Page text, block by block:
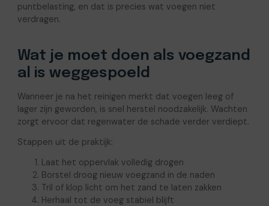
puntbelasting, en dat is precies wat voegen niet
verdragen.
Wat je moet doen als voegzand
al is weggespoeld
Wanneer je na het reinigen merkt dat voegen leeg of
lager zijn geworden, is snel herstel noodzakelijk. Wachten
zorgt ervoor dat regenwater de schade verder verdiept.
Stappen uit de praktijk:
Laat het oppervlak volledig drogen
Borstel droog nieuw voegzand in de naden
Tril of klop licht om het zand te laten zakken
Herhaal tot de voeg stabiel blijft